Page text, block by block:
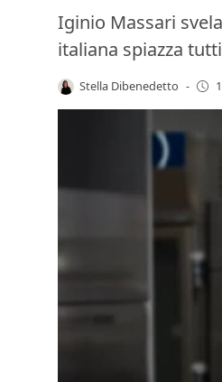
Iginio Massari
italiana spiazza
Stella Dibenedetto -